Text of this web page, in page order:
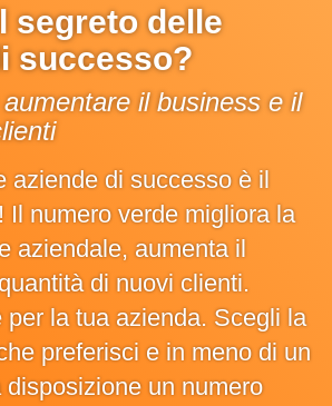
segreto delle
successo?
il business e il
aziende di successo è il
Il numero verde migliora la
aziendale, aumenta il
di nuovi clienti.
per la tua azienda. Scegli la
preferisci e in meno di un
un numero